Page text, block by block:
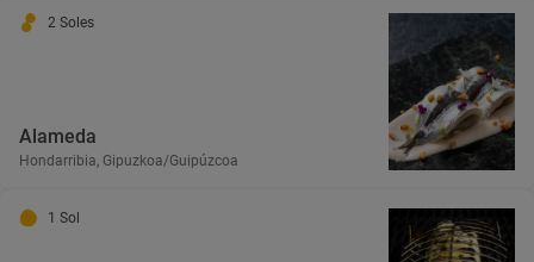
2 Soles
Alameda
Hondarribia, Gipuzkoa/Guipúzcoa
1 Sol